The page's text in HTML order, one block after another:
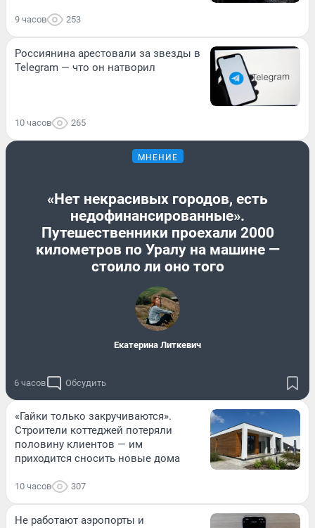
9 часов 253
Россиянина арестовали за звезды в
Telegram — что он натворил
10 часов 265
МНЕНИЕ
«Нет некрасивых городов, есть
недофинансированные».
Путешественники проехали 2000
километров по Уралу на машине —
стоило ли оно того
Екатерина Литкевич
6 часов Обсудить
«Гайки только закручиваются».
Строители коттеджей потеряли
половину клиентов — им
приходится сносить новые дома
10 часов 307
Не работают аэропорты и